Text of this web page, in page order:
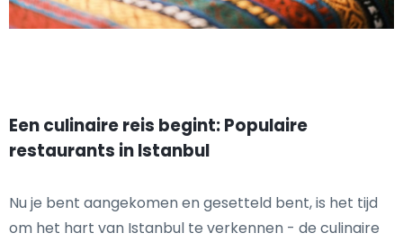
Een culinaire reis begint: Populaire
restaurants in Istanbul
Nu je bent aangekomen en gesetteld bent, is het tijd
om het hart van Istanbul te verkennen - de culinaire